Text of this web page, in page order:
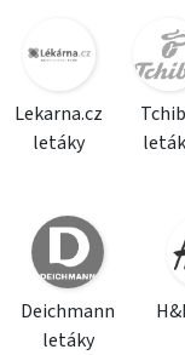
Lekarna.cz
letáky
Deichmann
letáky